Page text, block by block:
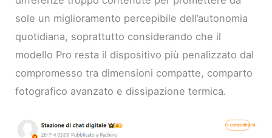
sole un miglioramento percepibile dell’autonomia
quotidiana, soprattutto considerando che il
modello Pro resta il dispositivo più penalizzato dal
compromesso tra dimensioni compatte, comparto
fotografico avanzato e dissipazione termica.